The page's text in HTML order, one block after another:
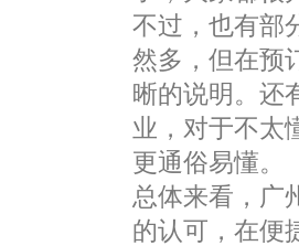
不过，也有部
然多，但在预
晰的说明。还
业，对于不太
更通俗易懂。
总体来看，广
的认可，在便